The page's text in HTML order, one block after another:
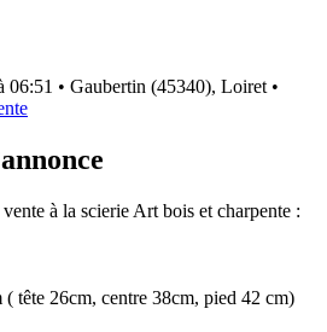
06:51 • Gaubertin (45340), Loiret •
à la scierie Art bois et charpente :
tête 26cm, centre 38cm, pied 42 cm)